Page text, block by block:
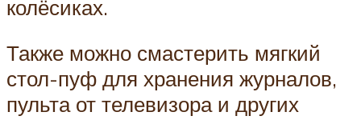
колёсиках.
Также можно смастерить мягкий
стол-пуф для хранения журналов,
пульта от телевизора и других